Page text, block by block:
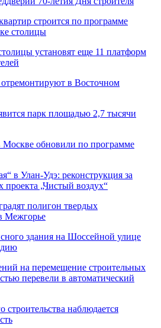
строится по программе
столицы
установят еще 11 платформ
в Восточном
парк площадью 2,7 тысячи
обновили по программе
в Улан‑Удэ: реконструкция за
проекта „Чистый воздух“
полигон твердых
Межгорье
здания на Шоссейной улице
на перемещение строительных
перевели в автоматический
строительства наблюдается